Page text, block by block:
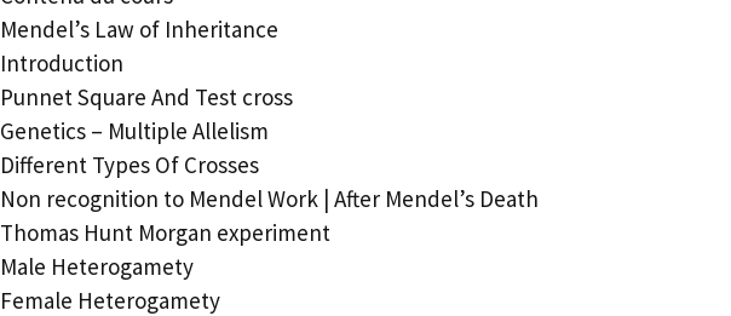
Mendel’s Law of Inheritance
Introduction
Punnet Square And Test cross
Genetics – Multiple Allelism
Different Types Of Crosses
Non recognition to Mendel Work | After Mendel’s Death
Thomas Hunt Morgan experiment
Male Heterogamety
Female Heterogamety